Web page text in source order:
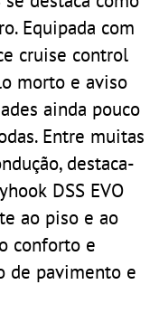
Equipada com
cruise control
morto e aviso
ainda pouco
Entre muitas
destaca-
DSS EVO
ao piso e ao
conforto e
de pavimento e